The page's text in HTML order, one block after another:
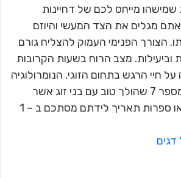
מייחס לכם של דחיינות
מגלים את הצד המעשי והיוזם
הצורך הפנימי העמוק להצליח גורם
וביעילות. מצב הרוח בשעות הקרובות
על חיי הרגש בתחום הזוגי. הנומרולוגיה
מייחסת לכם את המספר 7 שהולך טוב עם בני זוג אשר
צירוף אותיות שמם או ספרות תאריך לידתם מסתכם ב – 1
דגים